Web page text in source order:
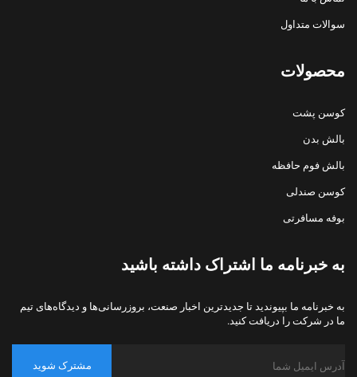
سوالات متداول
محصولات
کوسن پشت
بالش بدن
بالش فوم حافظه
کوسن صندلی
بوفه مسافرتی
به خبرنامه ما اشتراک داشته باشید
به خبرنامه ما بپیوندید تا جدیدترین اخبار صنعت، بروزرسانی‌ها و دیدگاه‌های تیم
ما در شرکت را دریافت کنید.
مشترک شوید